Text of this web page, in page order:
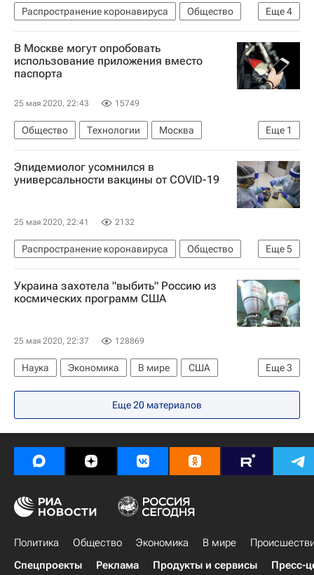
Еще4
Распространение коронавируса
Общество
Пензенская область
Здоровье - Общество
Коронавирус COVID-19
Коронавирус в России
В Москве могут опробовать
использование приложения вместо
паспорта
25 мая 2020, 22:43 15749
Еще 1
Общество Технологии
Москва
Министерство цифрового развития, связи и массовых коммуникаций РФ (Минцифры России)
Эпидемиолог усомнился в
универсальности вакцины от COVID-19
25 мая 2020, 22:41 2132
Еще5
Распространение коронавируса
Общество
Федеральная служба по надзору в сфере защиты прав потребителей и благополучия человека (Роспотребнадзор)
Коронавирусы
Коронавирус COVID-19
Украина захотела "выбить" Россию из
космических программ США
25 мая 2020, 22:37 128869
Еще3
Наука Экономика В мире
США
РД-180
Ситуация на Украине
Россия
Еще 20 материалов
Политика Общество Экономика В мире
Спецпроекты
Реклама Продукты и сервисы Пресс-